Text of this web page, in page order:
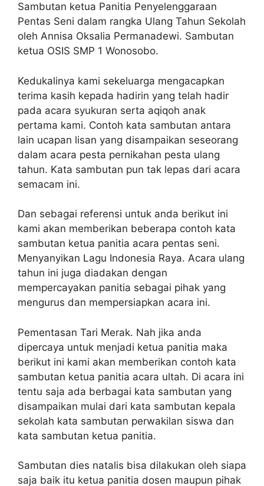
Sambutan ketua Panitia Penyelenggaraan
Pentas Seni dalam rangka Ulang Tahun Sekolah
oleh Annisa Oksalia Permanadewi. Sambutan
ketua OSIS SMP 1 Wonosobo.
Kedukalinya kami sekeluarga mengacapkan
terima kasih kepada hadirin yang telah hadir
pada acara syukuran serta aqiqoh anak
pertama kami. Contoh kata sambutan antara
lain ucapan lisan yang disampaikan seseorang
dalam acara pesta pernikahan pesta ulang
tahun. Kata sambutan pun tak lepas dari acara
semacam ini.
Dan sebagai referensi untuk anda berikut ini
kami akan memberikan beberapa contoh kata
sambutan ketua panitia acara pentas seni.
Menyanyikan Lagu Indonesia Raya. Acara ulang
tahun ini juga diadakan dengan
mempercayakan panitia sebagai pihak yang
mengurus dan mempersiapkan acara ini.
Pementasan Tari Merak. Nah jika anda
dipercaya untuk menjadi ketua panitia maka
berikut ini kami akan memberikan contoh kata
sambutan ketua panitia acara ultah. Di acara ini
tentu saja ada berbagai kata sambutan yang
disampaikan mulai dari kata sambutan kepala
sekolah kata sambutan perwakilan siswa dan
kata sambutan ketua panitia.
Sambutan dies natalis bisa dilakukan oleh siapa
saja baik itu ketua panitia dosen maupun pihak